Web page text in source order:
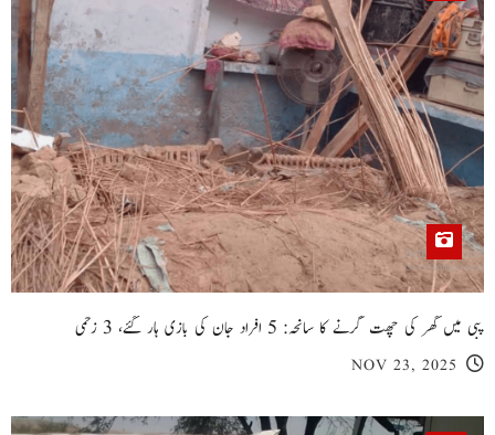
پبی میں گھر کی چھت گرنے کا سانحہ: 5 افراد جان کی بازی ہار گئے، 3 زخمی
NOV 23, 2025